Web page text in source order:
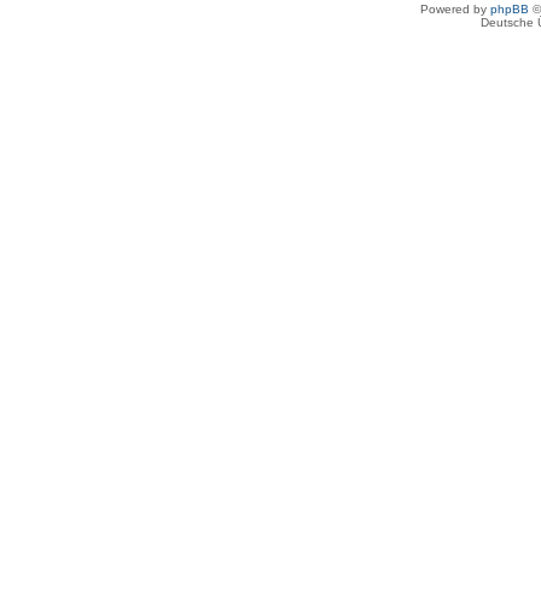
Powered by phpBB
Deutsche